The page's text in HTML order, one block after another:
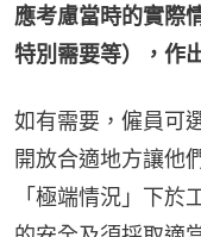
應考慮當時的實際
特別需要等），作
如有需要，僱員可
開放合適地方讓他
「極端情況」下於